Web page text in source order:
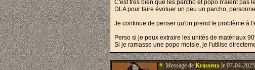
C'est très bien que les parcho et popo n'aient pas
DLA pour faire évoluer un peu un parcho,
Je continue de penser qu'on prend le problème à
Perso si je peux extraire les unités de matériaux
Si je ramasse une popo moisie, je l'utilise
#.Message deKrasseuxle 07-04-